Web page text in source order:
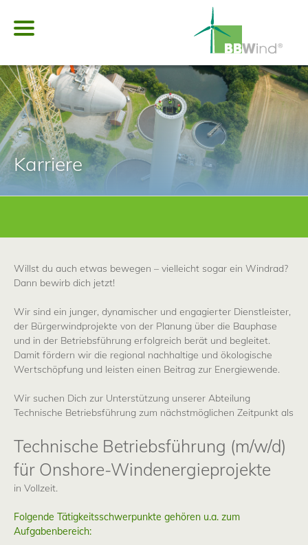
Startseite
Über uns
Aktuelles
Dienstleistungen
Videos
Karriere
Kontakt
Karriere
Willst du auch etwas bewegen – vielleicht sogar ein Windrad?
Dann bewirb dich jetzt!
Wir sind ein junger, dynamischer und engagierter Dienstleister,
der Bürgerwindprojekte von der Planung über die Bauphase
und in der Betriebsführung erfolgreich berät und begleitet.
Damit fördern wir die regional nachhaltige und ökologische
Wertschöpfung und leisten einen Beitrag zur Energiewende.
Wir suchen Dich zur Unterstützung unserer Abteilung
Technische Betriebsführung zum nächstmöglichen Zeitpunkt als
Technische Betriebsführung (m/w/d)
für Onshore-Windenergieprojekte
in Vollzeit.
Folgende Tätigkeitsschwerpunkte gehören u.a. zum
Aufgabenbereich: